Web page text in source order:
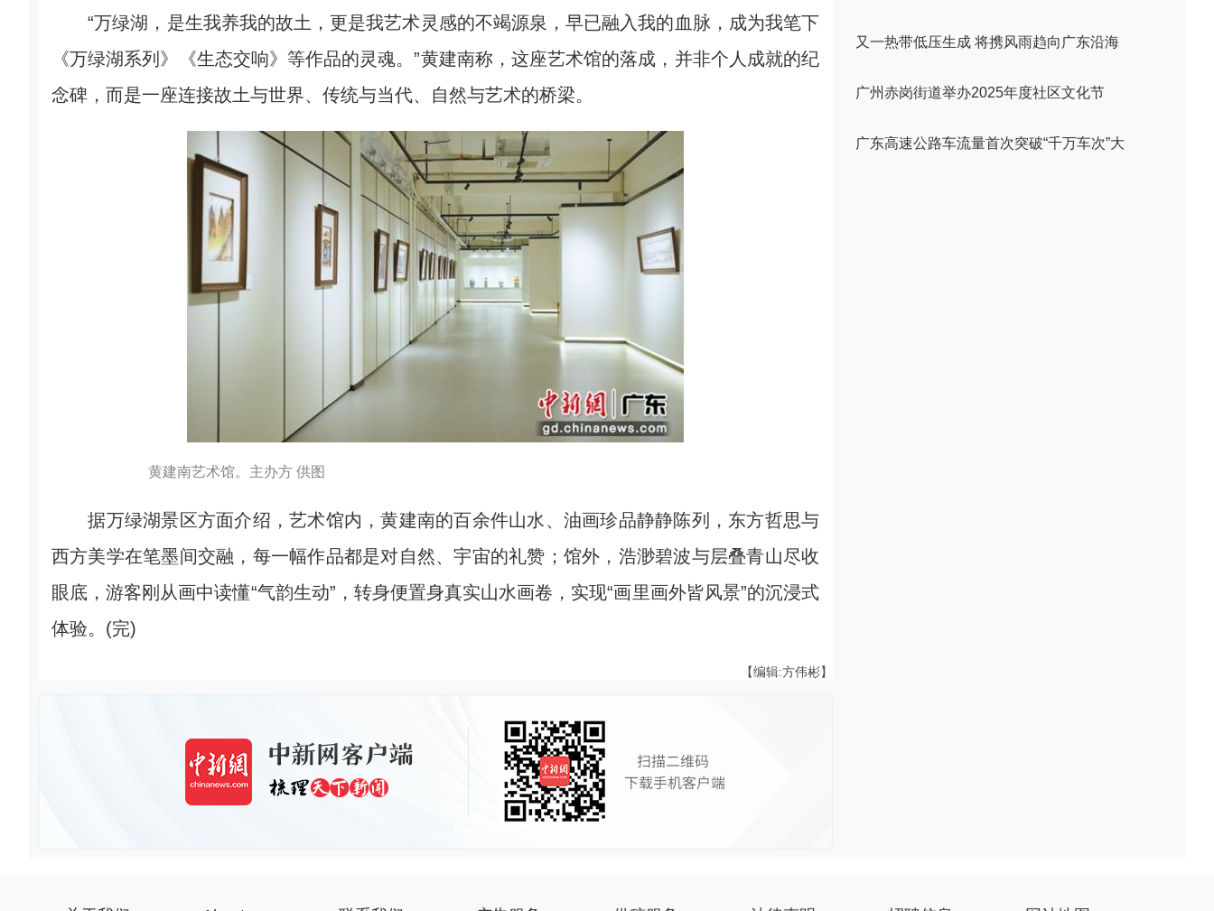
“万绿湖，是生我养我的故土，更是我艺术灵感的不竭源泉，早已融入我的血脉，成为我笔下
《万绿湖系列》《生态交响》等作品的灵魂。”黄建南称，这座艺术馆的落成，并非个人成就的纪
念碑，而是一座连接故土与世界、传统与当代、自然与艺术的桥梁。
黄建南艺术馆。主办方 供图
据万绿湖景区方面介绍，艺术馆内，黄建南的百余件山水、油画珍品静静陈列，东方哲思与
西方美学在笔墨间交融，每一幅作品都是对自然、宇宙的礼赞；馆外，浩渺碧波与层叠青山尽收
眼底，游客刚从画中读懂“气韵生动”，转身便置身真实山水画卷，实现“画里画外皆风景”的沉浸式
体验。(完)
【编辑:方伟彬】
又一热带低压生成 将携风雨趋向广东沿海
广州赤岗街道举办2025年度社区文化节
广东高速公路车流量首次突破“千万车次”大